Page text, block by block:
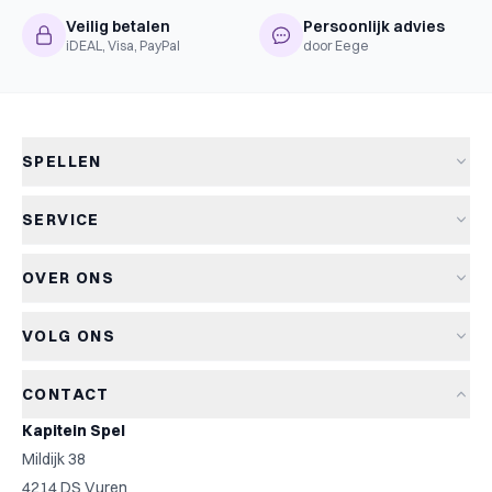
Veilig betalen
iDEAL, Visa, PayPal
Persoonlijk advies
door Eege
SPELLEN
Nieuwe spellen
Kinderspellen
Top 10
SERVICE
Retourneren
OVER ONS
Het Kapiteinsspel
Spelregels
Contact
VOLG ONS
CONTACT
Kapitein Spel
Mildijk 38
4214 DS Vuren